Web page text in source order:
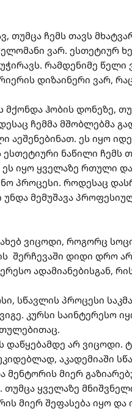
თუმცა ჩემს თავს
ვარ. ესთეტიურ
რამდენიმე წელი
დიზაინერი ვარ,
ჰობის დონეზე,
ჩემმა მშობლებმა
ეს იყო
ნაწილი ჩემს
იყო ყველაზე რთული
პროცესი. როდესაც
მემუშავა
ვიცოდი, როგორც
შერჩევაში დიდი დრო
ადამიანებისგან,
სწავლის პროცესი
კურსი საინტერესო
დაწყებამდე არ ვიცოდი.
აკადემიაში
მენტორის მიერ
ყველაზე
მიერ შეფასება იყო და